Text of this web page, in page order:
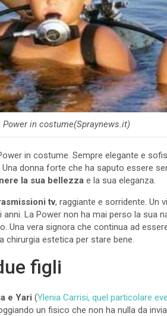
Power in costume(Spraynews.it)
in costume. Sempre elegante e
donna forte che ha saputo essere
la sua bellezza e la sua eleganza.
tv, raggiante e sorridente. Un
La Power non ha mai perso la sua
Una vera signora che continua ad
chirurgia estetica per stare bene.
figli
e Yari (Ylenia Carrisi, quel particolare
un fisico che non ha nulla da